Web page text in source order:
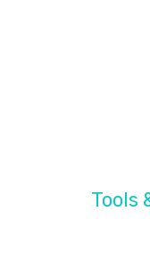
Tools